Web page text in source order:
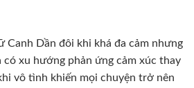
Canh Dần đôi khi khá đa cảm nhưng
có xu hướng phản ứng cảm xúc thay
vô tình khiến mọi chuyện trở nên